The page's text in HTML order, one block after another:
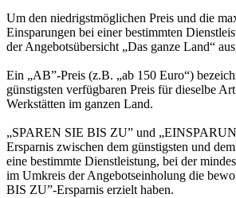
Um den niedrigstmöglichen Preis und die
Einsparungen bei einer bestimmten
der Angebotsübersicht „Das ganze Land“
Ein „AB”-Preis (z.B. „ab 150 Euro“)
günstigsten verfügbaren Preis für dieselbe
Werkstätten im ganzen Land.
„SPAREN SIE BIS ZU” und
Ersparnis zwischen dem günstigsten und
eine bestimmte Dienstleistung, bei der
im Umkreis der Angebotseinholung die
BIS ZU”-Ersparnis erzielt haben.